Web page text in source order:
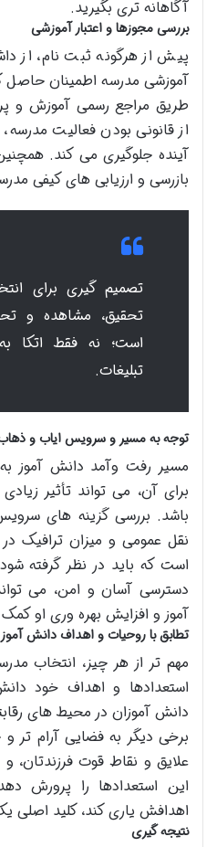
آگاهانه تری بگیرید.
بررسی مجوزها و اعتبار آموزشی
پیش از هرگونه ثبت نام، از
آموزشی مدرسه اطمینان حاصل
طریق مراجع رسمی آموزش و
از قانونی بودن فعالیت
آینده جلوگیری می کند.
بازرسی و ارزیابی های کیفی
تصمیم گیری برای
تحقیق، مشاهده و
است؛ نه فقط اتکا
تبلیغات.
توجه به مسیر و سرویس ایاب و
مسیر رفت وآمد دانش آموز
برای آن، می تواند تأثیر
باشد. بررسی گزینه های
نقل عمومی و میزان ترافیک
است که باید در نظر گرفته
دسترسی آسان و امن، می
آموز و افزایش بهره وری او
تطابق با روحیات و اهداف دانش آموز
مهم تر از هر چیز، انتخاب
استعدادها و اهداف خود
دانش آموزان در محیط های
برخی دیگر به فضایی آرام تر و
علایق و نقاط قوت فرزندتان،
این استعدادها را پرورش
اهدافش یاری کند، کلید اصلی
نتیجه گیری